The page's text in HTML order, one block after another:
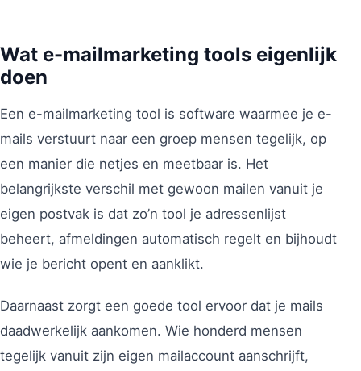
Wat e-mailmarketing tools eigenlijk
doen
Een e-mailmarketing tool is software waarmee je e-
mails verstuurt naar een groep mensen tegelijk, op
een manier die netjes en meetbaar is. Het
belangrijkste verschil met gewoon mailen vanuit je
eigen postvak is dat zo’n tool je adressenlijst
beheert, afmeldingen automatisch regelt en bijhoudt
wie je bericht opent en aanklikt.
Daarnaast zorgt een goede tool ervoor dat je mails
daadwerkelijk aankomen. Wie honderd mensen
tegelijk vanuit zijn eigen mailaccount aanschrijft,